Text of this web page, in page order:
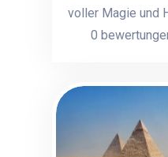
voller Magie und
0